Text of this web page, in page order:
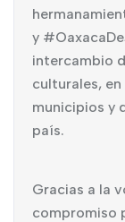
y
intercambio
culturales,
municipios y
país.
Gracias a la
compromiso